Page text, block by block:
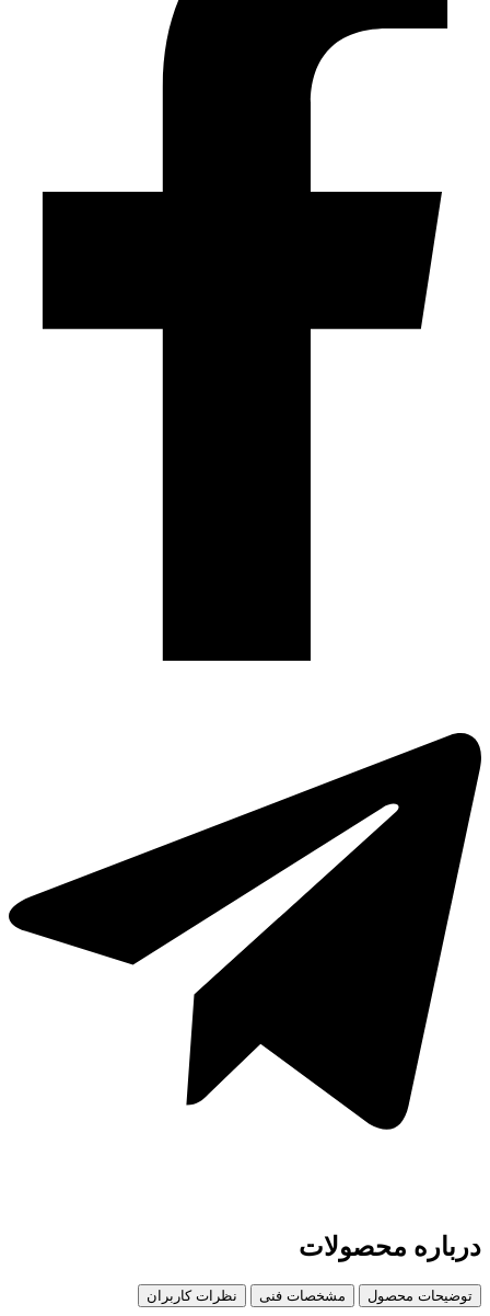
درباره محصولات
توضیحات محصول مشخصات فنی نظرات کاربران